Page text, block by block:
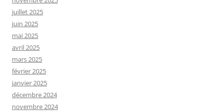
juillet 2025
juin 2025
mai 2025
avril 2025
mars 2025
février 2025
janvier 2025
décembre 2024
novembre 2024